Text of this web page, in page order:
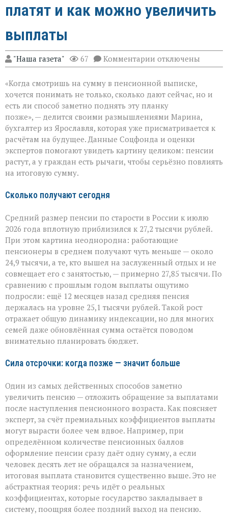
платят и как можно увеличить
выплаты
"Наша газета" 67 Комментарии к
записи
в
России:
платят
и
как
можно
увеличить
выплаты
отключены
«Когда смотришь на сумму в пенсионной выписке,
хочется понимать не только, сколько дают сейчас, но и
есть ли способ заметно поднять эту планку
позже», — делится своими размышлениями Марина,
бухгалтер из Ярославля, которая уже присматривается к
расчётам на будущее. Данные Соцфонда и оценки
экспертов помогают увидеть картину целиком: пенсии
растут, а у граждан есть рычаги, чтобы серьёзно повлиять
на итоговую сумму.
Сколько получают сегодня
Средний размер пенсии по старости в России к июлю
2026 года вплотную приблизился к 27,2 тысячи рублей.
При этом картина неоднородна: работающие
пенсионеры в среднем получают чуть меньше — около
24,9 тысячи, а те, кто вышел на заслуженный отдых и не
совмещает его с занятостью, — примерно 27,85 тысячи. По
сравнению с прошлым годом выплаты ощутимо
подросли: ещё 12 месяцев назад средняя пенсия
держалась на уровне 25,1 тысячи рублей. Такой рост
отражает общую динамику индексации, но для многих
семей даже обновлённая сумма остаётся поводом
внимательно планировать бюджет.
Сила отсрочки: когда позже — значит больше
Один из самых действенных способов заметно
увеличить пенсию — отложить обращение за выплатами
после наступления пенсионного возраста. Как поясняет
эксперт, за счёт премиальных коэффициентов выплаты
могут вырасти более чем вдвое. Например, при
определённом количестве пенсионных баллов
оформление пенсии сразу даёт одну сумму, а если
человек десять лет не обращался за назначением,
итоговая выплата становится существенно выше. Это не
абстрактная теория: речь идёт о реальных
коэффициентах, которые государство закладывает в
систему, поощряя более поздний выход на пенсию.